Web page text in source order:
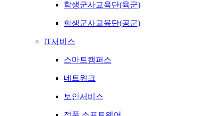
학생군사교육단(육군)
학생군사교육단(공군)
IT서비스
스마트캠퍼스
네트워크
보안서비스